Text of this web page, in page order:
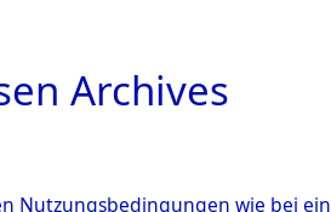
Archives
Nutzungsbedingungen wie bei